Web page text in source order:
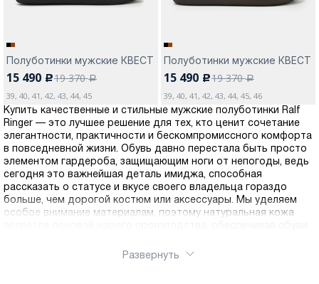
Полуботинки мужские КВЕСТ
15 490 c19 370a
39, 40, 41, 42, 43, 44, 45
Полуботинки мужские КВЕСТ
15 490 c19 370a
39, 40, 41, 42, 43, 44, 45, 46
Купить качественные и стильные мужские полуботинки Ralf
Ringer — это лучшее решение для тех, кто ценит сочетание
элегантности, практичности и бескомпромиссного комфорта
в повседневной жизни. Обувь давно перестала быть просто
элементом гардероба, защищающим ноги от непогоды, ведь
сегодня это важнейшая деталь имиджа, способная
рассказать о статусе и вкусе своего владельца гораздо
больше, чем дорогой костюм или аксессуары. Мы уделяем
особое внимание материалам, поэтому натуральная кожа
эксплуатационные характеристики. Кожаная обувь обладает
Развернуть